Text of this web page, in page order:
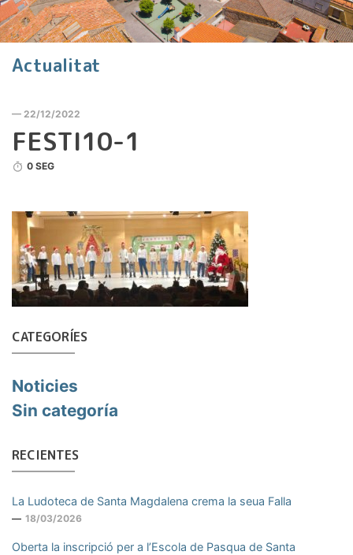
Actualitat
— 22/12/2022
FESTI10-1
0 SEG
CATEGORÍES
Noticies
Sin categoría
RECIENTES
La Ludoteca de Santa Magdalena crema la seua Falla
18/03/2026
Oberta la inscripció per a l’Escola de Pasqua de Santa